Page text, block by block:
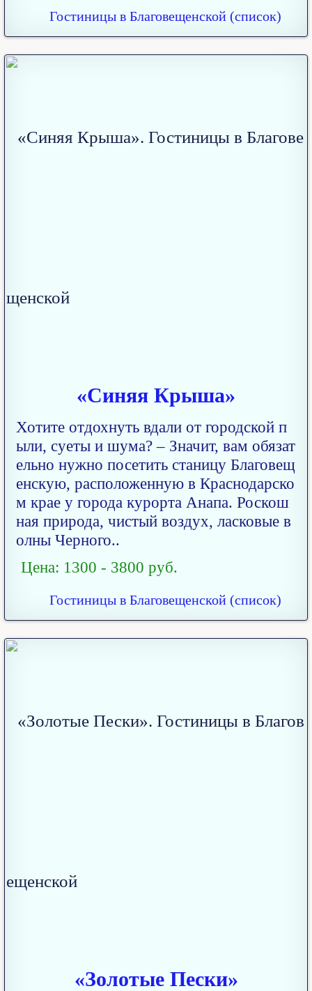
Гостиницы в Благовещенской (список)
«Синяя Крыша»
Хотите отдохнуть вдали от городской п
ыли, суеты и шума? – Значит, вам обязат
ельно нужно посетить станицу Благовещ
енскую, расположенную в Краснодарско
м крае у города курорта Анапа. Роскош
ная природа, чистый воздух, ласковые в
олны Черного..
Цена: 1300 - 3800 руб.
Гостиницы в Благовещенской (список)
«Золотые Пески»